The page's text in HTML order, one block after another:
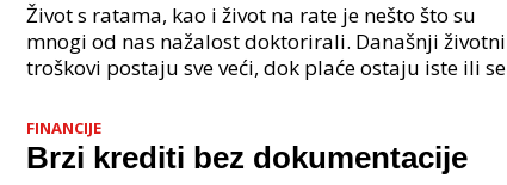
Život s ratama, kao i život na rate je nešto što su
mnogi od nas nažalost doktorirali. Današnji životni
troškovi postaju sve veći, dok plaće ostaju iste ili se
FINANCIJE
Brzi krediti bez dokumentacije